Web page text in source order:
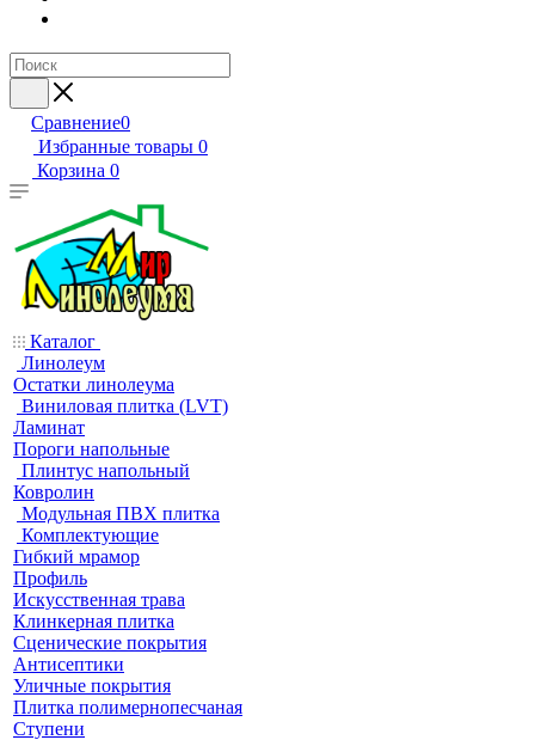
Сравнение0
Избранные товары 0
Корзина 0
Каталог
Линолеум
Остатки линолеума
Виниловая плитка (LVT)
Ламинат
Пороги напольные
Плинтус напольный
Ковролин
Модульная ПВХ плитка
Комплектующие
Гибкий мрамор
Профиль
Искусственная трава
Клинкерная плитка
Сценические покрытия
Антисептики
Уличные покрытия
Плитка полимернопесчаная
Ступени